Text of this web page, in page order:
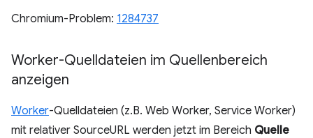
Chromium-Problem: 1284737
Worker-Quelldateien im Quellenbereich
anzeigen
Worker-Quelldateien (z.B. Web Worker, Service Worker)
mit relativer SourceURL werden jetzt im Bereich Quelle